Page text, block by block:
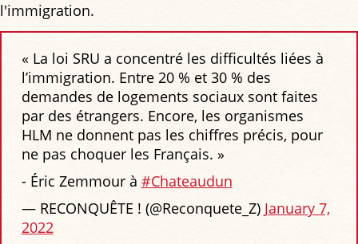
l'immigration.
« La loi SRU a concentré les difficultés liées à
l’immigration. Entre 20 % et 30 % des
demandes de logements sociaux sont faites
par des étrangers. Encore, les organismes
HLM ne donnent pas les chiffres précis, pour
ne pas choquer les Français. »
- Éric Zemmour à #Chateaudun
— RECONQUÊTE ! (@Reconquete_Z) January 7,
2022